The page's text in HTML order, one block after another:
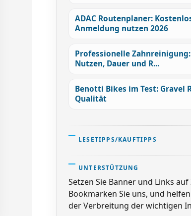
ADAC Routenplaner:
Anmeldung nutzen 2026
Professionelle
Nutzen, Dauer und R...
Benotti Bikes im Test: Gravel
Qualität
LESETIPPS/KAUFTIPPS
UNTERSTÜTZUNG
Setzen Sie Banner und Links auf
Bookmarken Sie uns, und
der Verbreitung der wichtigen